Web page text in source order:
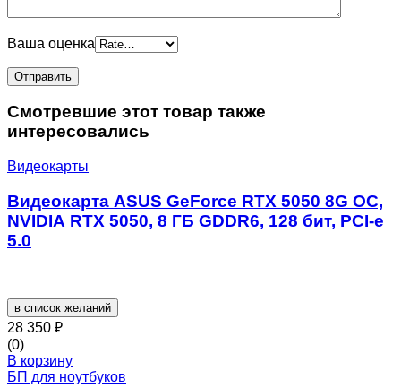
Ваша оценка
Смотревшие этот товар также
интересовались
Видеокарты
Видеокарта ASUS GeForce RTX 5050 8G OC,
NVIDIA RTX 5050, 8 ГБ GDDR6, 128 бит, PCI-e
5.0
в список желаний
28 350 ₽
(0)
В корзину
БП для ноутбуков